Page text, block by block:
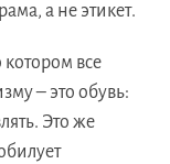
а не этикет.
котором все
– это обувь:
Это же